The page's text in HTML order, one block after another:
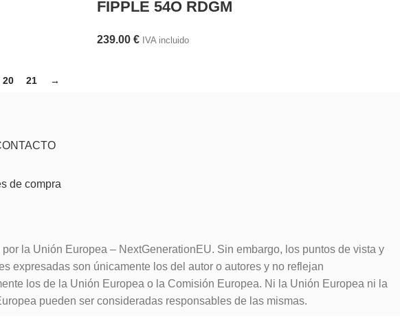
FIPPLE 54O RDGM
239.00 € IVA incluido
20 21 →
de compra
la Unión Europea – NextGenerationEU. Sin embargo, los puntos de vista y
expresadas son únicamente los del autor o autores y no reflejan
los de la Unión Europea o la Comisión Europea. Ni la Unión Europea ni la
pueden ser consideradas responsables de las mismas.